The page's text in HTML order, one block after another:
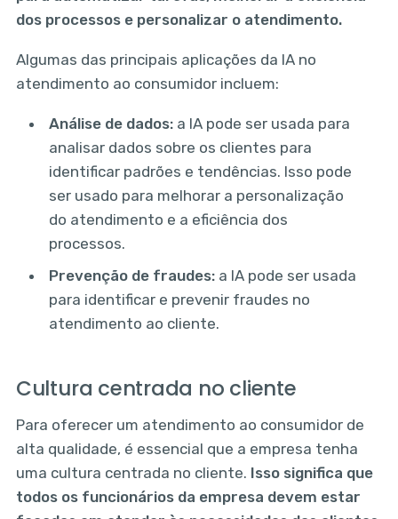
dos processos e personalizar o atendimento.
Algumas das principais aplicações da IA no
atendimento ao consumidor incluem:
Análise de dados: a IA pode ser usada para
analisar dados sobre os clientes para
identificar padrões e tendências. Isso pode
ser usado para melhorar a personalização
do atendimento e a eficiência dos
processos.
Prevenção de fraudes: a IA pode ser usada
para identificar e prevenir fraudes no
atendimento ao cliente.
Cultura centrada no cliente
Para oferecer um atendimento ao consumidor de
alta qualidade, é essencial que a empresa tenha
uma cultura centrada no cliente. Isso significa que
todos os funcionários da empresa devem estar